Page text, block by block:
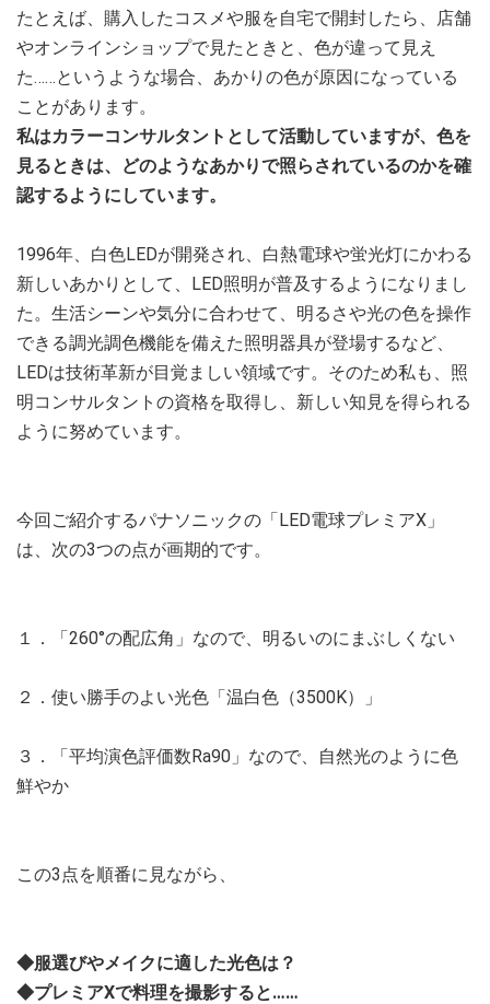
たとえば、購入したコスメや服を自宅で開封したら、店舗
やオンラインショップで見たときと、色が違って見え
た……というような場合、あかりの色が原因になっている
ことがあります。
私はカラーコンサルタントとして活動していますが、色を
見るときは、どのようなあかりで照らされているのかを確
認するようにしています。
1996年、白色LEDが開発され、白熱電球や蛍光灯にかわる
新しいあかりとして、LED照明が普及するようになりまし
た。生活シーンや気分に合わせて、明るさや光の色を操作
できる調光調色機能を備えた照明器具が登場するなど、
LEDは技術革新が目覚ましい領域です。そのため私も、照
明コンサルタントの資格を取得し、新しい知見を得られる
ように努めています。
今回ご紹介するパナソニックの「LED電球プレミアX」
は、次の3つの点が画期的です。
１．「260°の配広角」なので、明るいのにまぶしくない
２．使い勝手のよい光色「温白色（3500K）」
３．「平均演色評価数Ra90」なので、自然光のように色
鮮やか
この3点を順番に見ながら、
◆服選びやメイクに適した光色は？
◆プレミアXで料理を撮影すると……